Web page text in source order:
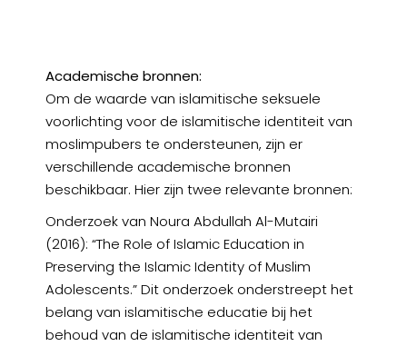
Academische bronnen:
Om de waarde van islamitische seksuele
voorlichting voor de islamitische identiteit van
moslimpubers te ondersteunen, zijn er
verschillende academische bronnen
beschikbaar. Hier zijn twee relevante bronnen:
Onderzoek van Noura Abdullah Al-Mutairi
(2016): “The Role of Islamic Education in
Preserving the Islamic Identity of Muslim
Adolescents.” Dit onderzoek onderstreept het
belang van islamitische educatie bij het
behoud van de islamitische identiteit van